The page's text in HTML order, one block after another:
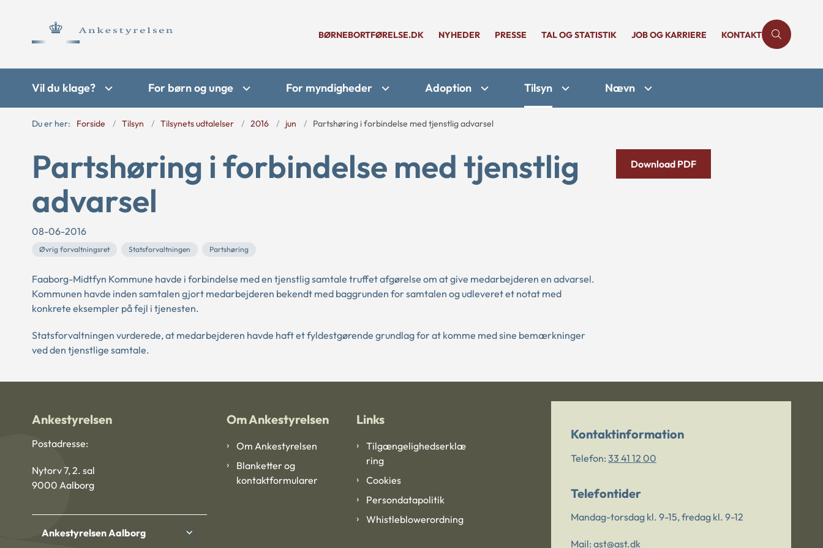
BØRNEBORTFØRELSE.DK NYHEDER PRESSE TAL OG STATISTIK JOB OG KARRIERE KONTAKT
Vil du klage? For børn og unge For myndigheder Adoption Tilsyn Nævn
Du er her: Forside Tilsyn Tilsynets udtalelser 2016 jun Partshøring i forbindelse med tjenstlig advarsel
Partshøring i forbindelse med tjenstlig
advarsel
08-06-2016
Øvrig forvaltningsret Statsforvaltningen Partshøring
Faaborg-Midtfyn Kommune havde i forbindelse med en tjenstlig samtale truffet afgørelse om at give medarbejderen en advarsel.
Kommunen havde inden samtalen gjort medarbejderen bekendt med baggrunden for samtalen og udleveret et notat med
konkrete eksempler på fejl i tjenesten.
Statsforvaltningen vurderede, at medarbejderen havde haft et fyldestgørende grundlag for at komme med sine bemærkninger
ved den tjenstlige samtale.
Download PDF
Ankestyrelsen
Postadresse:
Nytorv 7, 2. sal
9000 Aalborg
Ankestyrelsen Aalborg
Om Ankestyrelsen
Om Ankestyrelsen
Blanketter og
kontaktformularer
Links
Tilgængelighedserklæ
ring
Cookies
Persondatapolitik
Whistleblowerordning
Kontaktinformation
Telefon: 33 41 12 00
Telefontider
Mandag-torsdag kl. 9-15, fredag kl. 9-12
Mail: ast@ast.dk